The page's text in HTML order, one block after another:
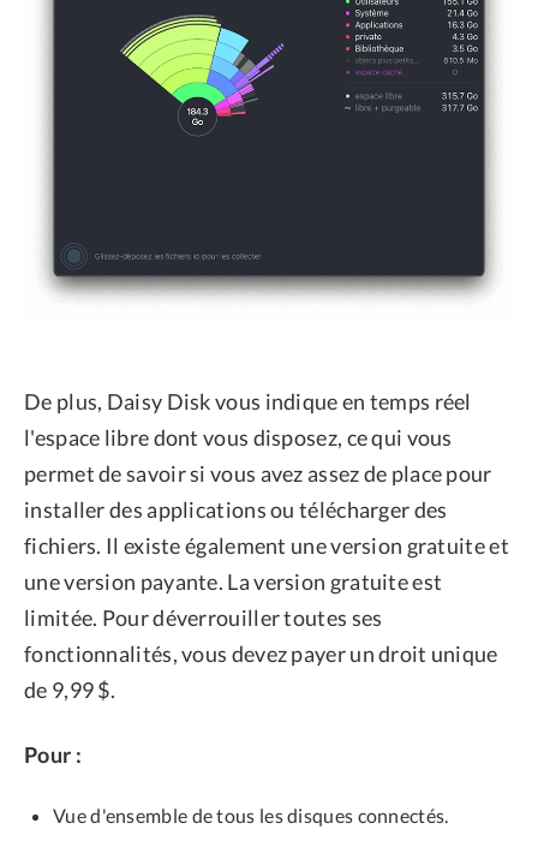
De plus, Daisy Disk vous indique en temps réel
l'espace libre dont vous disposez, ce qui vous
permet de savoir si vous avez assez de place pour
installer des applications ou télécharger des
fichiers. Il existe également une version gratuite et
une version payante. La version gratuite est
limitée. Pour déverrouiller toutes ses
fonctionnalités, vous devez payer un droit unique
de 9,99 $.
Pour :
Vue d'ensemble de tous les disques connectés.